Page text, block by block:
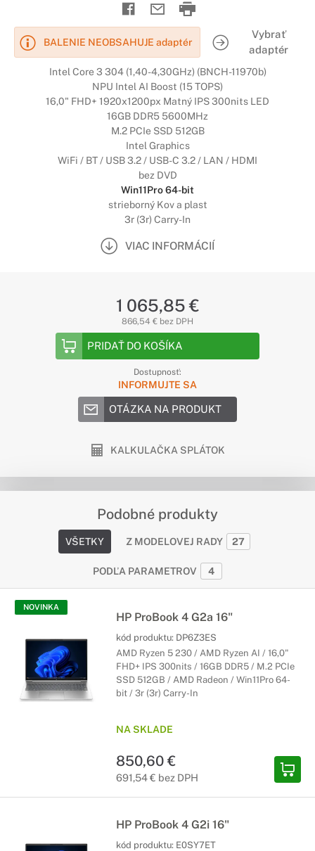
BALENIE NEOBSAHUJE adaptér
Vybrať
adaptér
Intel Core 3 304 (1,40-4,30GHz) (BNCH-11970b)
NPU Intel AI Boost (15 TOPS)
16,0" FHD+ 1920x1200px Matný IPS 300nits LED
16GB DDR5 5600MHz
M.2 PCIe SSD 512GB
Intel Graphics
WiFi / BT / USB 3.2 / USB-C 3.2 / LAN / HDMI
bez DVD
Win11Pro 64-bit
strieborný Kov a plast
3r (3r) Carry-In
VIAC INFORMÁCIÍ
1 065,85 €
866,54 € bez DPH
PRIDAŤ DO KOŠÍKA
Dostupnosť:
INFORMUJTE SA
OTÁZKA NA PRODUKT
KALKULAČKA SPLÁTOK
Podobné produkty
VŠETKY Z MODELOVEJ RADY 27
PODĽA PARAMETROV 4
NOVINKA
HP ProBook 4 G2a 16"
kód produktu: DP6Z3ES
AMD Ryzen 5 230 / AMD Ryzen AI / 16,0"
FHD+ IPS 300nits / 16GB DDR5 / M.2 PCIe
SSD 512GB / AMD Radeon / Win11Pro 64-
bit / 3r (3r) Carry-In
NA SKLADE
850,60 €
691,54 € bez DPH
HP ProBook 4 G2i 16"
kód produktu: E0SY7ET